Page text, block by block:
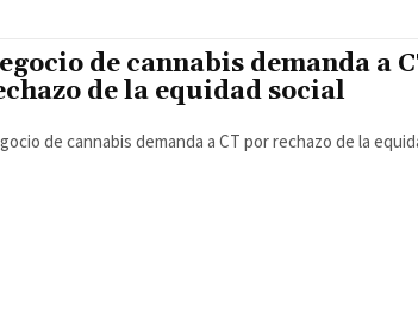
de cannabis demanda a
de la equidad social
de cannabis demanda a CT por rechazo de la